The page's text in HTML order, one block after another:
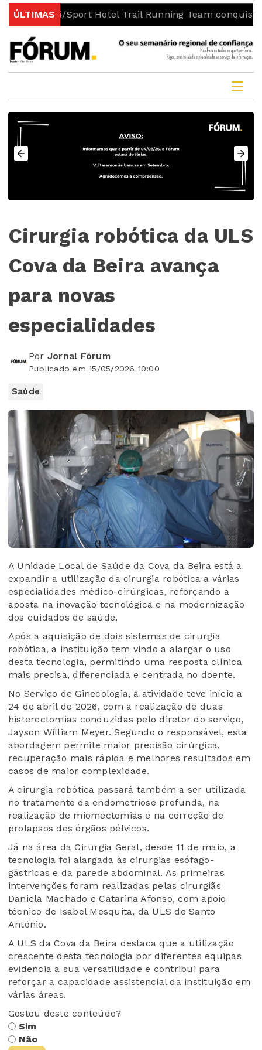
ÚLTIMAS
Sport Hotel Trail Running Team conquista pódios
Cirurgia robótica da ULS
Cova da Beira avança
para novas
especialidades
Por Jornal Fórum
Publicado em 15/05/2026 10:00
Saúde
A Unidade Local de Saúde da Cova da Beira está a
expandir a utilização da cirurgia robótica a várias
especialidades médico-cirúrgicas, reforçando a
aposta na inovação tecnológica e na modernização
dos cuidados de saúde.
Após a aquisição de dois sistemas de cirurgia
robótica, a instituição tem vindo a alargar o uso
desta tecnologia, permitindo uma resposta clínica
mais precisa, diferenciada e centrada no doente.
No Serviço de Ginecologia, a atividade teve início a
24 de abril de 2026, com a realização de duas
histerectomias conduzidas pelo diretor do serviço,
Jayson William Meyer. Segundo o responsável, esta
abordagem permite maior precisão cirúrgica,
recuperação mais rápida e melhores resultados em
casos de maior complexidade.
A cirurgia robótica passará também a ser utilizada
no tratamento da endometriose profunda, na
realização de miomectomias e na correção de
prolapsos dos órgãos pélvicos.
Já na área da Cirurgia Geral, desde 11 de maio, a
tecnologia foi alargada às cirurgias esófago-
gástricas e da parede abdominal. As primeiras
intervenções foram realizadas pelas cirurgiãs
Daniela Machado e Catarina Afonso, com apoio
técnico de Isabel Mesquita, da ULS de Santo
António.
A ULS da Cova da Beira destaca que a utilização
crescente desta tecnologia por diferentes equipas
evidencia a sua versatilidade e contribui para
reforçar a capacidade assistencial da instituição em
várias áreas.
Gostou deste conteúdo?
Sim
Não